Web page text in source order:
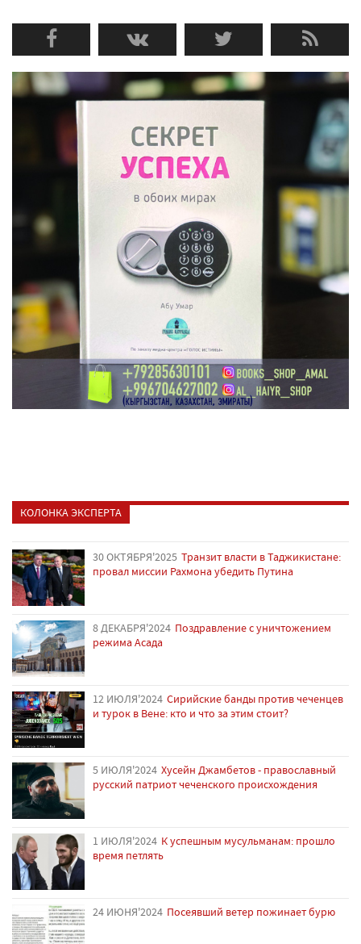
КОЛОНКА ЭКСПЕРТА
30 ОКТЯБРЯ'2025 Транзит власти в Таджикистане:
провал миссии Рахмона убедить Путина
8 ДЕКАБРЯ'2024 Поздравление с уничтожением
режима Асада
12 ИЮЛЯ'2024 Сирийские банды против чеченцев
и турок в Вене: кто и что за этим стоит?
5 ИЮЛЯ'2024 Хусейн Джамбетов - православный
русский патриот чеченского происхождения
1 ИЮЛЯ'2024 К успешным мусульманам: прошло
время петлять
24 ИЮНЯ'2024 Посеявший ветер пожинает бурю